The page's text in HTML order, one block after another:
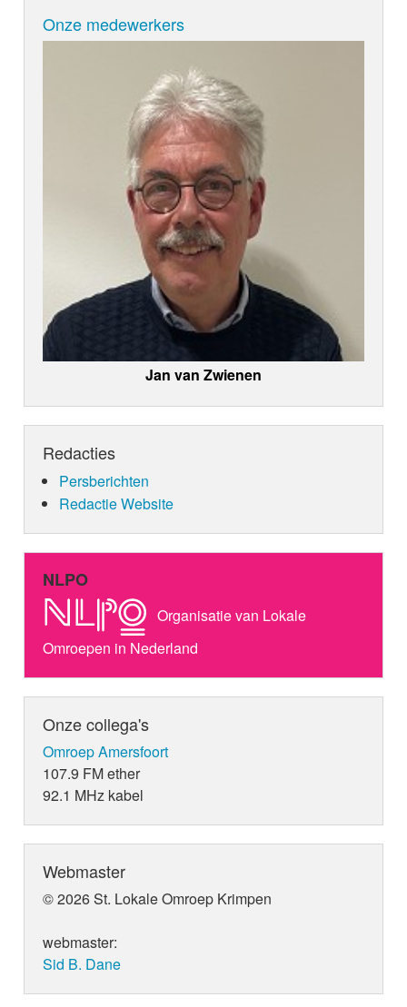
Onze medewerkers
Jan van Zwienen
Redacties
Persberichten
Redactie Website
NLPO
Organisatie van Lokale
Omroepen in Nederland
Onze collega's
Omroep Amersfoort
107.9 FM ether
92.1 MHz kabel
Webmaster
© 2026 St. Lokale Omroep Krimpen
webmaster:
Sid B. Dane